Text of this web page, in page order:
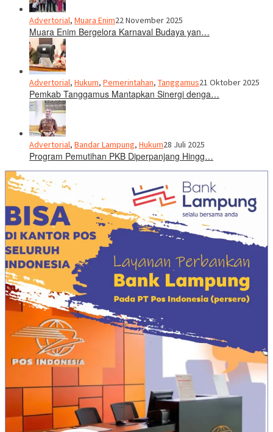
Advertorial, Muara Enim22 November 2025
Muara Enim Bergelora Karnaval Budaya yan…
Advertorial, Hukum, Pemerintahan, Tanggamus21 Oktober 2025
Pemkab Tanggamus Mantapkan Sinergi denga…
Advertorial, Bandar Lampung, Hukum28 Juli 2025
Program Pemutihan PKB Diperpanjang Hingg…